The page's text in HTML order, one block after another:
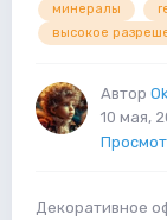
минералы
высокое
Автор
10 мая,
Декоративное